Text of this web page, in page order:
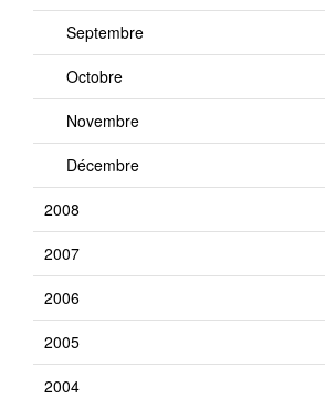
Septembre
Octobre
Novembre
Décembre
2008
2007
2006
2005
2004